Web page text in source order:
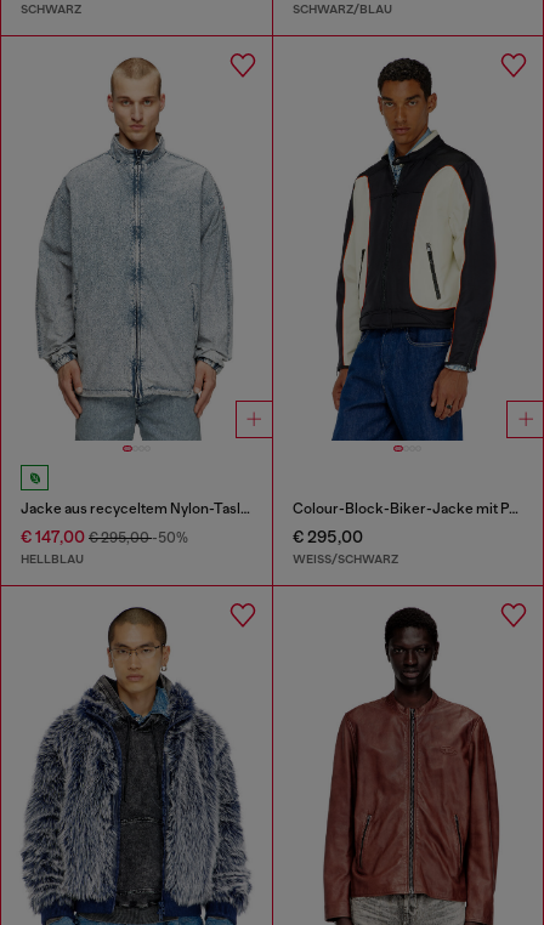
SCHWARZ SCHWARZ/BLAU
Jacke aus recyceltem Nylon-Taslan
€ 147,00 € 295,00-50%
HELLBLAU
Colour-Block-Biker-Jacke mit Paspelierung
€ 295,00
WEISS/SCHWARZ